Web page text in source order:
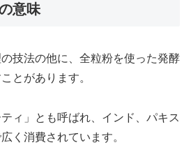
意味
技法の他に、全粒粉を使った発酵
とがあります。
ィ」とも呼ばれ、インド、パキス
く消費されています。